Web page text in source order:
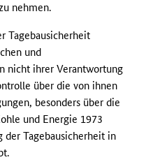
nehmen.
Tagebausicherheit
und
nicht ihrer Verantwortung
über die von ihnen
besonders über die
und Energie 1973
der Tagebausicherheit in